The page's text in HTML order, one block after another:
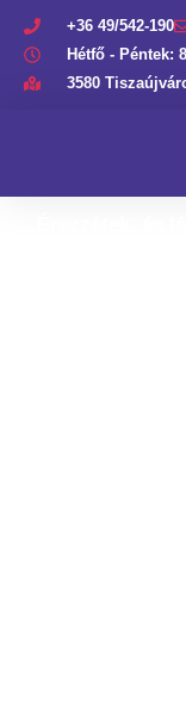
+36 49/542-190
Hétfő - Péntek:
3580